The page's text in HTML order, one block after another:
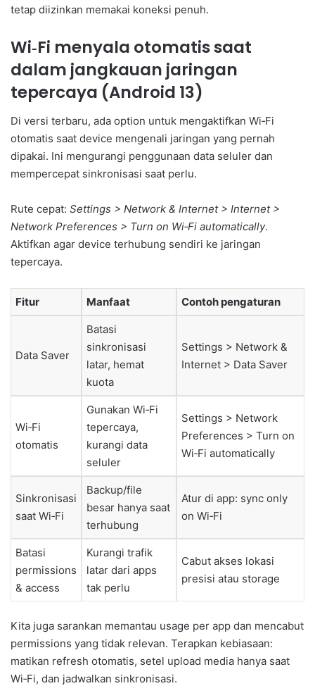
tetap diizinkan memakai koneksi penuh.
Wi‑Fi menyala otomatis saat
dalam jangkauan jaringan
tepercaya (Android 13)
Di versi terbaru, ada option untuk mengaktifkan Wi‑Fi
otomatis saat device mengenali jaringan yang pernah
dipakai. Ini mengurangi penggunaan data seluler dan
mempercepat sinkronisasi saat perlu.
Rute cepat: Settings > Network & Internet > Internet >
Network Preferences > Turn on Wi‑Fi automatically.
Aktifkan agar device terhubung sendiri ke jaringan
tepercaya.
Fitur Manfaat Contoh pengaturan
Data Saver
Batasi
sinkronisasi
latar, hemat
kuota
Settings > Network &
Internet > Data Saver
Wi‑Fi
otomatis
Gunakan Wi‑Fi
tepercaya,
kurangi data
seluler
Settings > Network
Preferences > Turn on
Wi‑Fi automatically
Sinkronisasi
saat Wi‑Fi
Backup/file
besar hanya saat
terhubung
Atur di app: sync only
on Wi‑Fi
Batasi
permissions
& access
Kurangi trafik
latar dari apps
tak perlu
Cabut akses lokasi
presisi atau storage
Kita juga sarankan memantau usage per app dan mencabut
permissions yang tidak relevan. Terapkan kebiasaan:
matikan refresh otomatis, setel upload media hanya saat
Wi‑Fi, dan jadwalkan sinkronisasi.